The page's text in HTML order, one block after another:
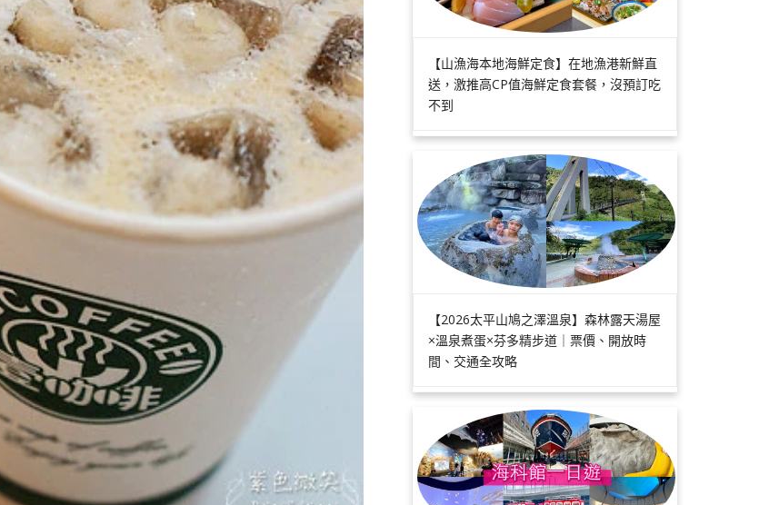
【山漁海本地海鮮定食】在地漁港新鮮直
送，激推高CP值海鮮定食套餐，沒預訂吃
不到
【2026太平山鳩之澤溫泉】森林露天湯屋
×溫泉煮蛋×芬多精步道｜票價、開放時
間、交通全攻略